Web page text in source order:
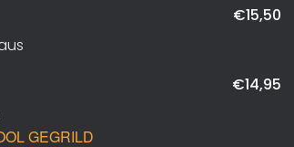
€15,50
€14,95
GEGRILD